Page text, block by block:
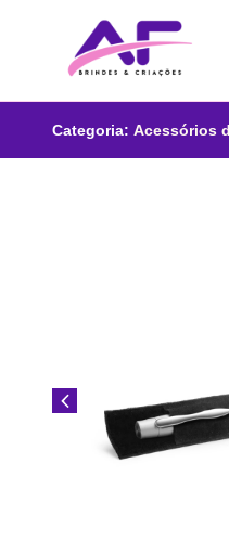
Categoria: Acessórios